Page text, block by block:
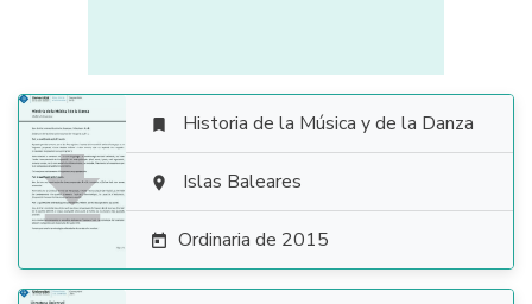

 Historia de la Música y de la Danza
 Islas Baleares
 Ordinaria de 2015